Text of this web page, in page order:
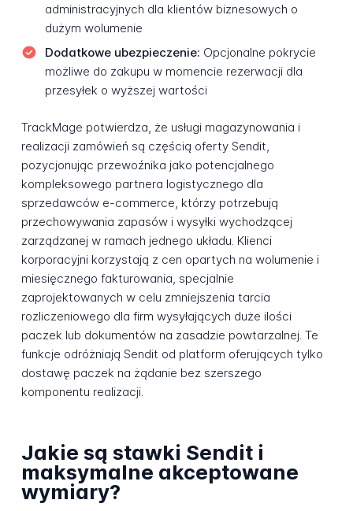
administracyjnych dla klientów biznesowych o
dużym wolumenie
Dodatkowe ubezpieczenie: Opcjonalne pokrycie
możliwe do zakupu w momencie rezerwacji dla
przesyłek o wyższej wartości
TrackMage potwierdza, że usługi magazynowania i
realizacji zamówień są częścią oferty Sendit,
pozycjonując przewoźnika jako potencjalnego
kompleksowego partnera logistycznego dla
sprzedawców e-commerce, którzy potrzebują
przechowywania zapasów i wysyłki wychodzącej
zarządzanej w ramach jednego układu. Klienci
korporacyjni korzystają z cen opartych na wolumenie i
miesięcznego fakturowania, specjalnie
zaprojektowanych w celu zmniejszenia tarcia
rozliczeniowego dla firm wysyłających duże ilości
paczek lub dokumentów na zasadzie powtarzalnej. Te
funkcje odróżniają Sendit od platform oferujących tylko
dostawę paczek na żądanie bez szerszego
komponentu realizacji.
Jakie są stawki Sendit i
maksymalne akceptowane
wymiary?